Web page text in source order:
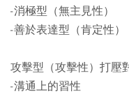
-消極型（無主見性）
-善於表達型（肯定性）
攻擊型（攻擊性）打壓
-溝通上的習性